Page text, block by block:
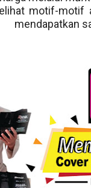
motif-motif
mendapatkan